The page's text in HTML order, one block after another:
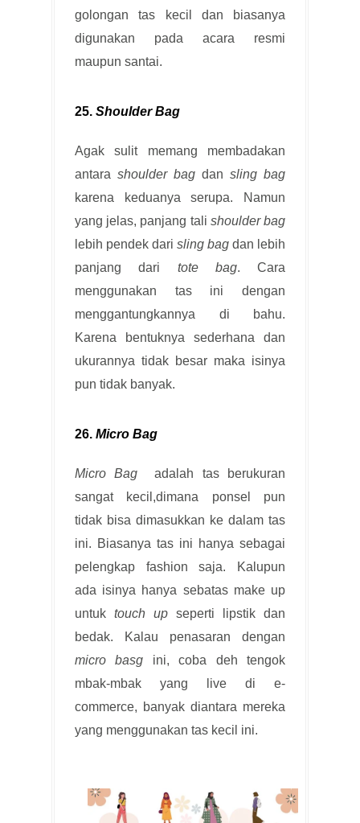
golongan tas kecil dan biasanya
digunakan pada acara resmi
maupun santai.
25. Shoulder Bag
Agak sulit memang membadakan
antara shoulder bag dan sling bag
karena keduanya serupa. Namun
yang jelas, panjang tali shoulder bag
lebih pendek dari sling bag dan lebih
panjang dari tote bag. Cara
menggunakan tas ini dengan
menggantungkannya di bahu.
Karena bentuknya sederhana dan
ukurannya tidak besar maka isinya
pun tidak banyak.
26. Micro Bag
Micro Bag
adalah tas berukuran
sangat kecil,dimana ponsel pun
tidak bisa dimasukkan ke dalam tas
ini. Biasanya tas ini hanya sebagai
pelengkap fashion saja. Kalupun
ada isinya hanya sebatas make up
untuk touch up seperti lipstik dan
bedak. Kalau penasaran dengan
micro basg ini, coba deh tengok
mbak-mbak yang live di e-
commerce, banyak diantara mereka
yang menggunakan tas kecil ini.